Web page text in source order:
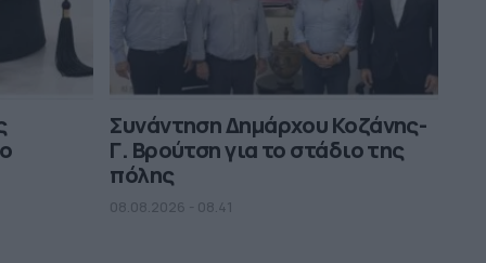
Συνάντηση Δημάρχου Κοζάνης-
Γ. Βρούτση για το στάδιο της
πόλης
08.08.2026 - 08.41